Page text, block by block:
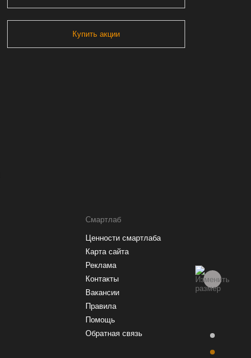
Купить акции
Смартлаб
Ценности смартлаба
Карта сайта
Реклама
Контакты
Вакансии
Правила
Помощь
Обратная связь